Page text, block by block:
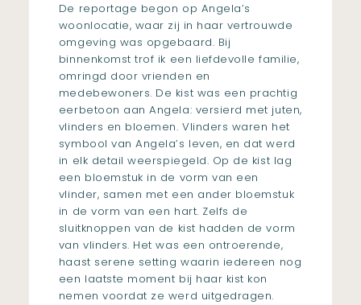
De reportage begon op Angela’s
woonlocatie, waar zij in haar vertrouwde
omgeving was opgebaard. Bij
binnenkomst trof ik een liefdevolle familie,
omringd door vrienden en
medebewoners. De kist was een prachtig
eerbetoon aan Angela: versierd met juten,
vlinders en bloemen. Vlinders waren het
symbool van Angela’s leven, en dat werd
in elk detail weerspiegeld. Op de kist lag
een bloemstuk in de vorm van een
vlinder, samen met een ander bloemstuk
in de vorm van een hart. Zelfs de
sluitknoppen van de kist hadden de vorm
van vlinders. Het was een ontroerende,
haast serene setting waarin iedereen nog
een laatste moment bij haar kist kon
nemen voordat ze werd uitgedragen.